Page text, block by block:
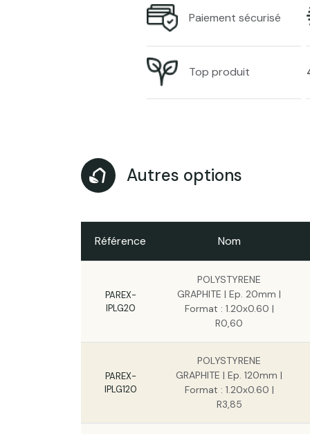
Paiement sécurisé
Top produit
Autres options
Référence Nom
PAREX-
IPLG20
POLYSTYRENE
GRAPHITE | Ep. 20mm |
Format : 1.20x0.60 |
R0,60
PAREX-
IPLG120
POLYSTYRENE
GRAPHITE | Ep. 120mm |
Format : 1.20x0.60 |
R3,85